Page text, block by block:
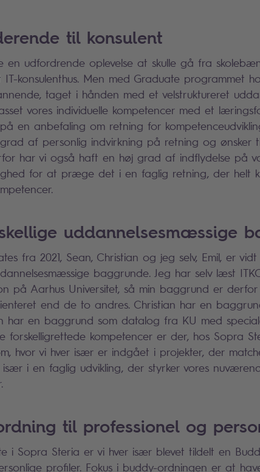
til konsulent
en udfordrende oplevelse at skulle gå fra
IT-konsulenthus. Men med Graduate programmet
taget i hånden med et velstruktureret
vores individuelle kompetencer med et
en anbefaling om retning for
af personlig indvirkning på retning og ønsker
har vi også haft en høj grad af indflydelse på
for at præge det i en faglig retning, der helt
uddannelsesmæssige
fra 2021, Sean, Christian og jeg selv, Emil, er
baggrunde. Jeg har selv læst
på Aarhus Universitet, så min baggrund er
end de to andres. Christian har en
har en baggrund som datalog fra KU med
forskelligrettede kompetencer er der, hos Sopra
hvor vi hver især er indgået i projekter, der
i en faglig udvikling, der styrker vores
til professionel og
i Sopra Steria er vi hver især blevet tildelt en
profiler. Fokus i buddy-ordningen er at